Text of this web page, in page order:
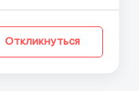
Откликнуться